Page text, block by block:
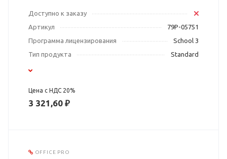
Доступно к заказу
Артикул
79P-05751
Программа лицензирования
School 3
Тип продукта
Standard
Цена с НДС 20%
3 321,60 ₽
OFFICE PRO